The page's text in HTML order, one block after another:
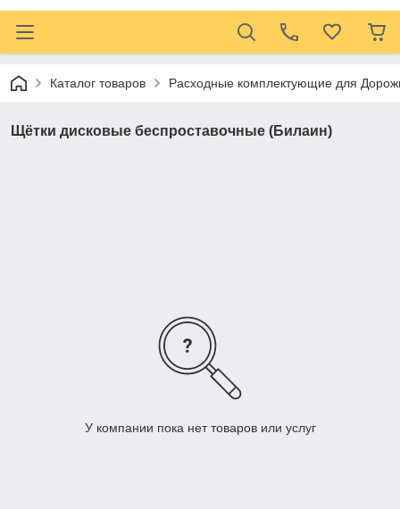
Каталог товаров Расходные комплектующие для
Щётки дисковые беспроставочные (Билаин)
У компании пока нет товаров или услуг